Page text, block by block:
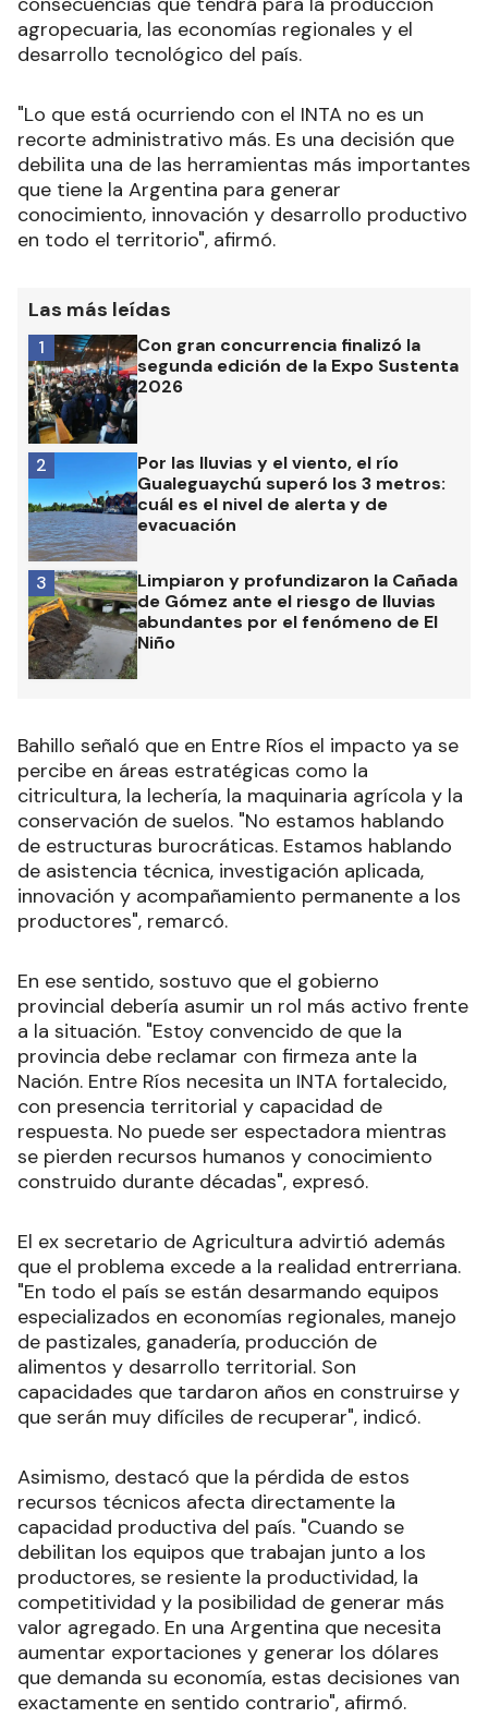
agropecuaria, las economías regionales y el
desarrollo tecnológico del país.
"Lo que está ocurriendo con el INTA no es un
recorte administrativo más. Es una decisión que
debilita una de las herramientas más importantes
que tiene la Argentina para generar
conocimiento, innovación y desarrollo productivo
en todo el territorio", afirmó.
Las más leídas
Con gran concurrencia finalizó la
segunda edición de la Expo Sustenta
2026
1
Por las lluvias y el viento, el río
Gualeguaychú superó los 3 metros:
cuál es el nivel de alerta y de
evacuación
2
Limpiaron y profundizaron la Cañada
de Gómez ante el riesgo de lluvias
abundantes por el fenómeno de El
Niño
3
Bahillo señaló que en Entre Ríos el impacto ya se
percibe en áreas estratégicas como la
citricultura, la lechería, la maquinaria agrícola y la
conservación de suelos. "No estamos hablando
de estructuras burocráticas. Estamos hablando
de asistencia técnica, investigación aplicada,
innovación y acompañamiento permanente a los
productores", remarcó.
En ese sentido, sostuvo que el gobierno
provincial debería asumir un rol más activo frente
a la situación. "Estoy convencido de que la
provincia debe reclamar con firmeza ante la
Nación. Entre Ríos necesita un INTA fortalecido,
con presencia territorial y capacidad de
respuesta. No puede ser espectadora mientras
se pierden recursos humanos y conocimiento
construido durante décadas", expresó.
El ex secretario de Agricultura advirtió además
que el problema excede a la realidad entrerriana.
"En todo el país se están desarmando equipos
especializados en economías regionales, manejo
de pastizales, ganadería, producción de
alimentos y desarrollo territorial. Son
capacidades que tardaron años en construirse y
que serán muy difíciles de recuperar", indicó.
Asimismo, destacó que la pérdida de estos
recursos técnicos afecta directamente la
capacidad productiva del país. "Cuando se
debilitan los equipos que trabajan junto a los
productores, se resiente la productividad, la
competitividad y la posibilidad de generar más
valor agregado. En una Argentina que necesita
aumentar exportaciones y generar los dólares
que demanda su economía, estas decisiones van
exactamente en sentido contrario", afirmó.